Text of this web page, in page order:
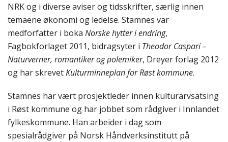
NRK og i diverse aviser og tidsskrifter, særlig innen
temaene økonomi og ledelse. Stamnes var
medforfatter i boka Norske hytter i endring,
Fagbokforlaget 2011, bidragsyter i Theodor Caspari –
Naturverner, romantiker og polemiker, Dreyer forlag 2012
og har skrevetKulturminneplan for Røst kommune.
Stamnes har vært prosjektleder innen kulturarvsatsing
i Røst kommune og har jobbet som rådgiver i Innlandet
fylkeskommune. Han arbeider i dag som
spesialrådgiver på Norsk Håndverksinstitutt på